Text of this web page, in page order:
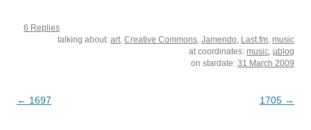
различните видове
навици на огромен
компютър няма никакъв
шанс и след пет минути
съм навън – с…
6 Replies
talking about: art Creative Commons Jamendo Last.fm music
at coordinates: music µblog
on stardate: 31 March 2009
Post
← 1697 1705 →